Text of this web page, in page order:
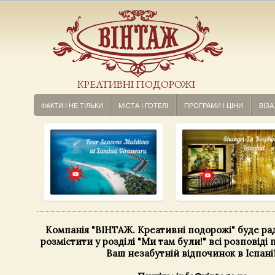
КРЕАТИВНІ ПОДОРОЖІ
ФАКТИ І НЕ ТІЛЬКИ МІСТА І ГОТЕЛІ ПРОГРАМИ І ЦІНИ ВІЗА
Компанія "ВІНТАЖ. Креативні подорожі" буде
розмістити у розділі "Ми там були!" всі розповіді
Ваш незабутній відпочинок в